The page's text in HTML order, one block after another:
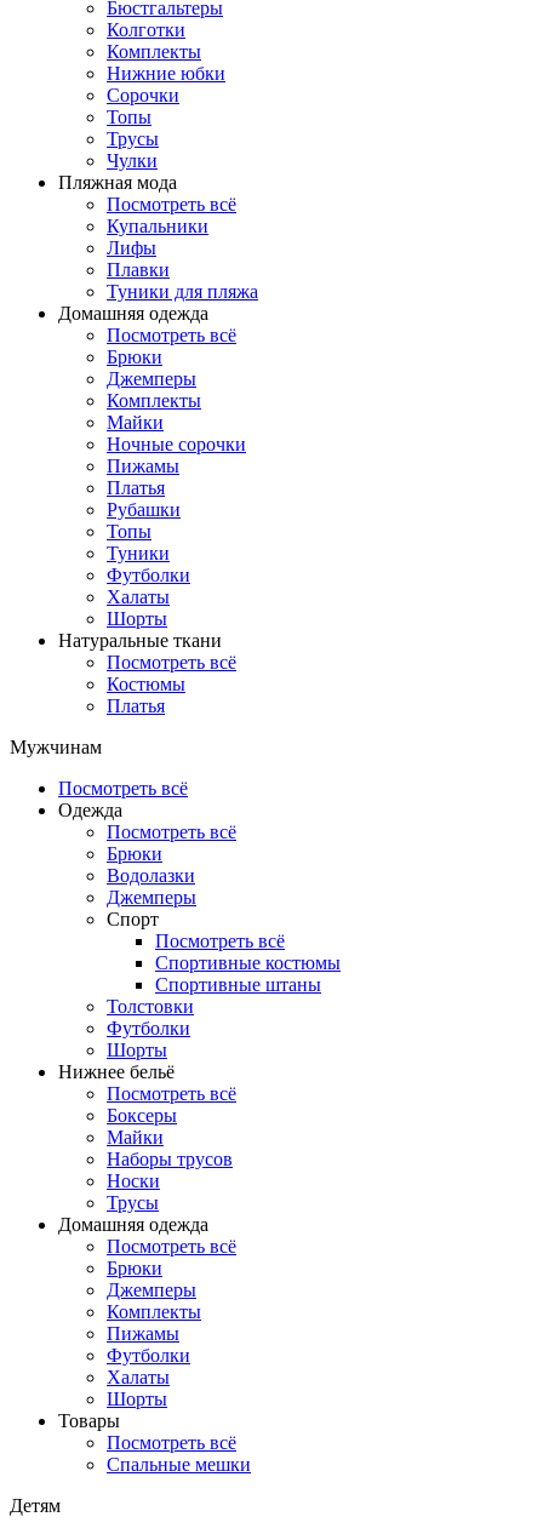
Бюстгальтеры
Колготки
Комплекты
Нижние юбки
Сорочки
Топы
Трусы
Чулки
Пляжная мода
Посмотреть всё
Купальники
Лифы
Плавки
Туники для пляжа
Домашняя одежда
Посмотреть всё
Брюки
Джемперы
Комплекты
Майки
Ночные сорочки
Пижамы
Платья
Рубашки
Топы
Туники
Футболки
Халаты
Шорты
Натуральные ткани
Посмотреть всё
Костюмы
Платья
Мужчинам
Посмотреть всё
Одежда
Посмотреть всё
Брюки
Водолазки
Джемперы
Спорт
Посмотреть всё
Спортивные костюмы
Спортивные штаны
Толстовки
Футболки
Шорты
Нижнее бельё
Посмотреть всё
Боксеры
Майки
Наборы трусов
Носки
Трусы
Домашняя одежда
Посмотреть всё
Брюки
Джемперы
Комплекты
Пижамы
Футболки
Халаты
Шорты
Товары
Посмотреть всё
Спальные мешки
Детям